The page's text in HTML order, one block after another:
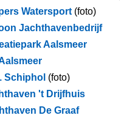
Watersport (foto)
Jachthavenbedrijf
Aalsmeer
Schiphol (foto)
't Drijfhuis
De Graaf